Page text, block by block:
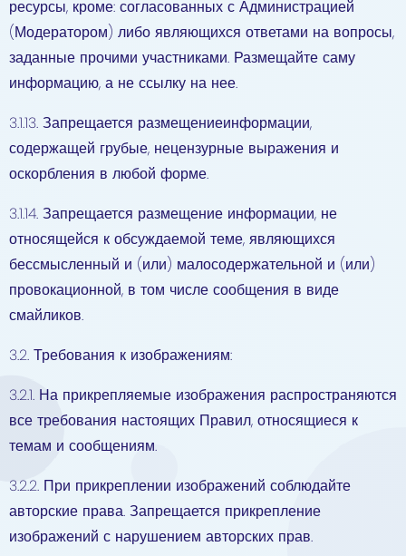
ресурсы, кроме: согласованных с Администрацией
(Модератором) либо являющихся ответами на вопросы,
заданные прочими участниками. Размещайте саму
информацию, а не ссылку на нее.
3.1.13. Запрещается размещениеинформации,
содержащей грубые, нецензурные выражения и
оскорбления в любой форме.
3.1.14. Запрещается размещение информации, не
относящейся к обсуждаемой теме, являющихся
бессмысленный и (или) малосодержательной и (или)
провокационной, в том числе сообщения в виде
смайликов.
3.2. Требования к изображениям:
3.2.1. На прикрепляемые изображения распространяются
все требования настоящих Правил, относящиеся к
темам и сообщениям.
3.2.2. При прикреплении изображений соблюдайте
авторские права. Запрещается прикрепление
изображений с нарушением авторских прав.